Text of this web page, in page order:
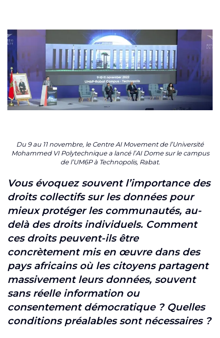
Du 9 au 11 novembre, le Centre AI Movement de l’Université
Mohammed VI Polytechnique a lancé l’AI Dome sur le campus
de l’UM6P à Technopolis, Rabat.
Vous évoquez souvent l’importance des
droits collectifs sur les données pour
mieux protéger les communautés, au-
delà des droits individuels. Comment
ces droits peuvent-ils être
concrètement mis en œuvre dans des
pays africains où les citoyens partagent
massivement leurs données, souvent
sans réelle information ou
consentement démocratique ? Quelles
conditions préalables sont nécessaires ?